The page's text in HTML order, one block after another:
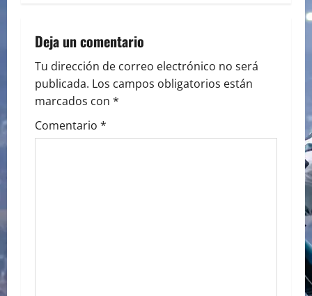
v
i
g
a
Deja un comentario
Tu dirección de correo electrónico no será
publicada. Los campos obligatorios están
marcados con *
Comentario *